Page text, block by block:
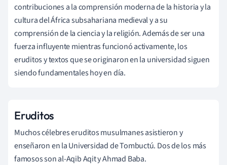
contribuciones a la comprensión moderna de la historia y la
cultura del África subsahariana medieval y a su
comprensión de la ciencia y la religión. Además de ser una
fuerza influyente mientras funcionó activamente, los
eruditos y textos que se originaron en la universidad siguen
siendo fundamentales hoy en día.
Eruditos
Muchos célebres eruditos musulmanes asistieron y
enseñaron en la Universidad de Tombuctú. Dos de los más
famosos son al-Aqib Aqit y Ahmad Baba.